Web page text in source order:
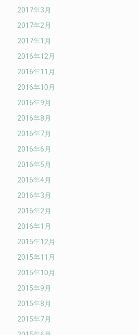
2017年3月
2017年2月
2017年1月
2016年12月
2016年11月
2016年10月
2016年9月
2016年8月
2016年7月
2016年6月
2016年5月
2016年4月
2016年3月
2016年2月
2016年1月
2015年12月
2015年11月
2015年10月
2015年9月
2015年8月
2015年7月